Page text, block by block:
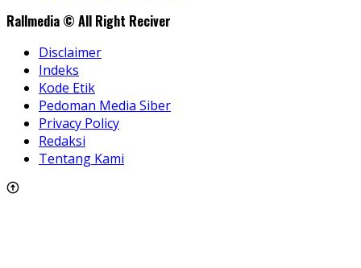
Rallmedia © All Right Reciver
Disclaimer
Indeks
Kode Etik
Pedoman Media Siber
Privacy Policy
Redaksi
Tentang Kami